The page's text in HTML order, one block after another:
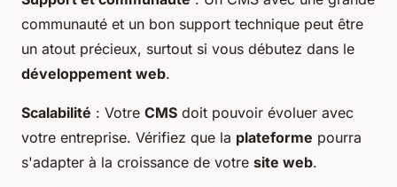
communauté et un bon support technique peut être
un atout précieux, surtout si vous débutez dans le
développement web.
Scalabilité : Votre CMS doit pouvoir évoluer avec
votre entreprise. Vérifiez que la plateforme pourra
s'adapter à la croissance de votre site web.